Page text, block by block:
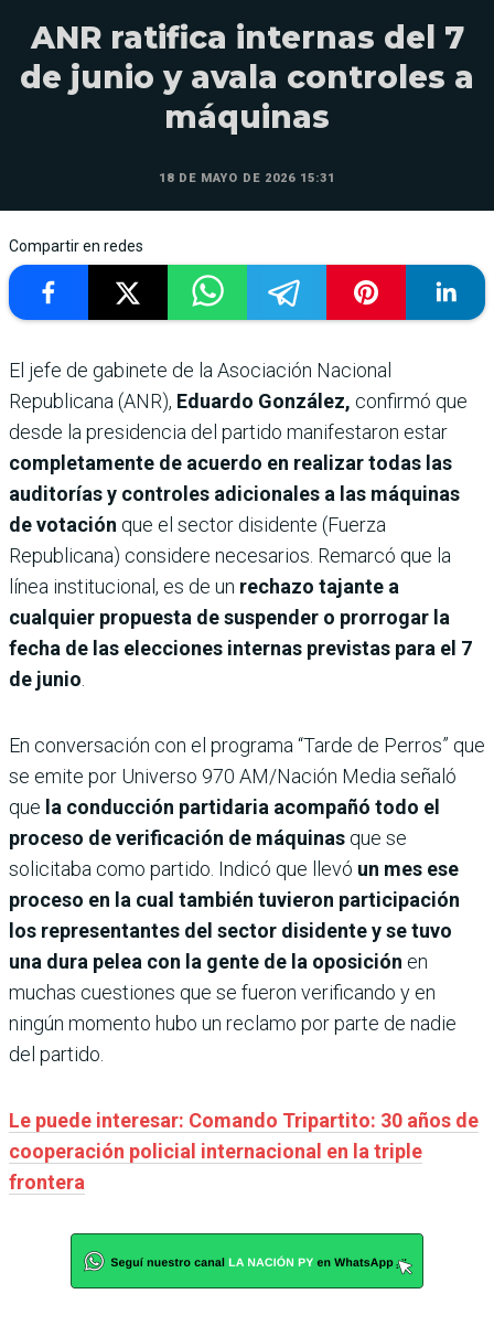
ANR ratifica internas del 7
de junio y avala controles a
máquinas
18 DE MAYO DE 2026 15:31
Compartir en redes
El jefe de gabinete de la Asociación Nacional
Republicana (ANR), Eduardo González, confirmó que
desde la presidencia del partido manifestaron estar
completamente de acuerdo en realizar todas las
auditorías y controles adicionales a las máquinas
de votación que el sector disidente (Fuerza
Republicana) considere necesarios. Remarcó que la
línea institucional, es de un rechazo tajante a
cualquier propuesta de suspender o prorrogar la
fecha de las elecciones internas previstas para el 7
de junio
En conversación con el programa “Tarde de Perros” que
se emite por Universo 970 AM/Nación Media señaló
que la conducción partidaria acompañó todo el
proceso de verificación de máquinas que se
solicitaba como partido. Indicó que llevó un mes ese
proceso en la cual también tuvieron participación
los representantes del sector disidente y se tuvo
una dura pelea con la gente de la oposición en
muchas cuestiones que se fueron verificando y en
ningún momento hubo un reclamo por parte de nadie
del partido.
Le puede interesar: Comando Tripartito: 30 años de
cooperación policial internacional en la triple
frontera